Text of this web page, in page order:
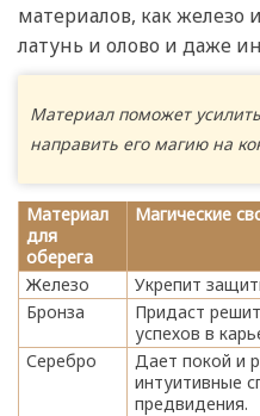
материалов, как железо
латунь и олово и даже
Материал поможет
направить его магию на
Материал
для
оберега
Магические
Железо
Укрепит
Бронза
Придаст
успехов в
Серебро
Дает покой и
интуитивные
предвидения.